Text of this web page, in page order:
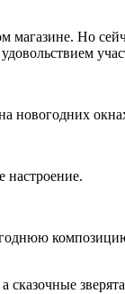
Но
настроение.